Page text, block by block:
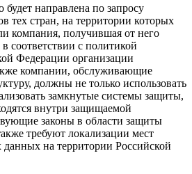
направлена по запросу
тех стран, на территории которых
компания, получившая от него
соответствии с политикой
Федерации организации
компании, обслуживающие
должны не только использовать
замкнутые системы защиты,
внутри защищаемой
законы в области защиты
требуют локализации мест
на территории Российской